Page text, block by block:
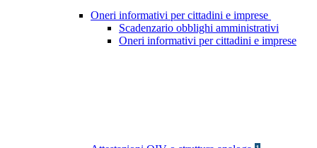
Oneri informativi per cittadini e imprese
Scadenzario obblighi amministrativi
Oneri informativi per cittadini e imprese